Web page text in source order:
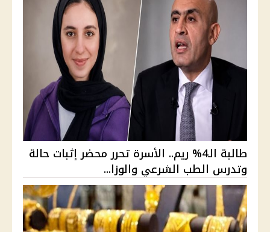
طالبة الـ4% ريم.. الأسرة تحرر محضر إثبات حالة
وتدرس الطب الشرعي والوزا...